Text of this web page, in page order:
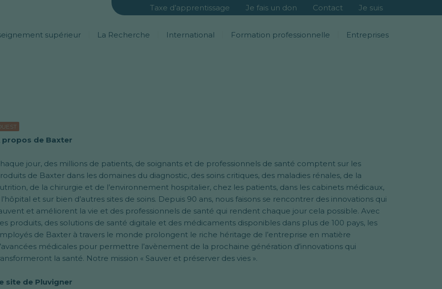
Taxe d’apprentissage Je fais un don Contact Je suis
supérieur La Recherche International Formation professionnelle Entreprises
propos de Baxter
jour, des millions de patients, de soignants et de professionnels de santé comptent sur les
de Baxter dans les domaines du diagnostic, des soins critiques, des maladies rénales, de la
de la chirurgie et de l’environnement hospitalier, chez les patients, dans les cabinets médicaux,
et sur bien d’autres sites de soins. Depuis 90 ans, nous faisons se rencontrer des innovations qui
et améliorent la vie et des professionnels de santé qui rendent chaque jour cela possible. Avec
produits, des solutions de santé digitale et des médicaments disponibles dans plus de 100 pays, les
de Baxter à travers le monde prolongent le riche héritage de l’entreprise en matière
médicales pour permettre l’avènement de la prochaine génération d’innovations qui
la santé. Notre mission « Sauver et préserver des vies ».
site de Pluvigner